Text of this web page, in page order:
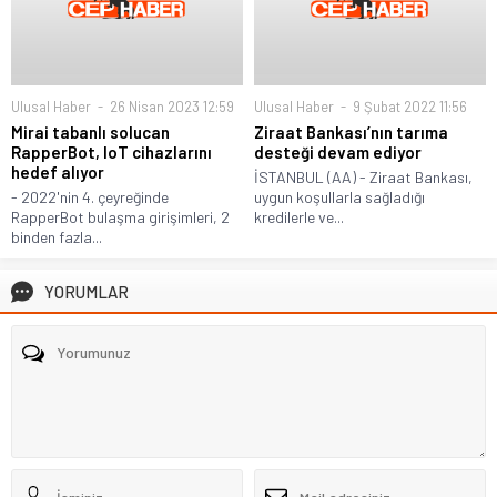
Ulusal Haber 26 Nisan 2023 12:59
Mirai tabanlı solucan
RapperBot, IoT cihazlarını
hedef alıyor
- 2022'nin 4. çeyreğinde
RapperBot bulaşma girişimleri, 2
binden fazla...
Ulusal Haber 9 Şubat 2022 11:56
Ziraat Bankası’nın tarıma
desteği devam ediyor
İSTANBUL (AA) - Ziraat Bankası,
uygun koşullarla sağladığı
kredilerle ve...
YORUMLAR